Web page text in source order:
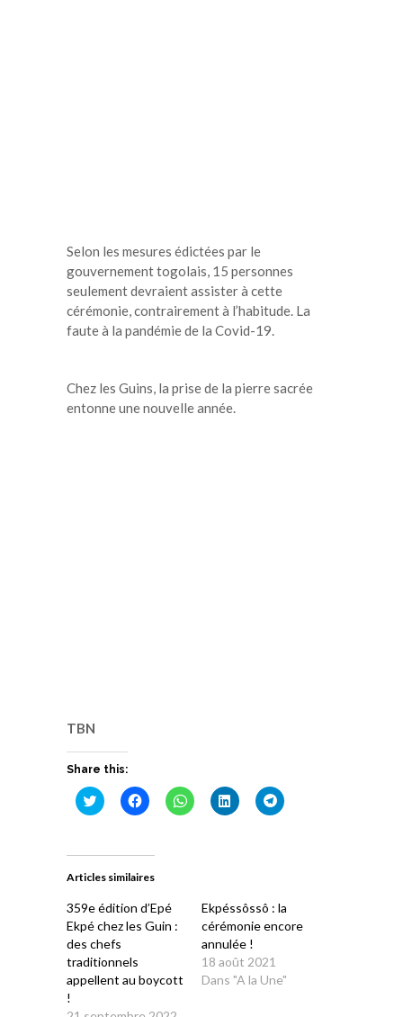
Selon les mesures édictées par le
gouvernement togolais, 15 personnes
seulement devraient assister à cette
cérémonie, contrairement à l’habitude. La
faute à la pandémie de la Covid-19.
Chez les Guins, la prise de la pierre sacrée
entonne une nouvelle année.
TBN
Share this:
Cliquez
pour
dans
nouvelle
Cliquez
pour
dans
nouvelle
Cliquez
pour
Cliquez
pour
Cliquez
pour
Articles similaires
359e édition d’Epé
Ekpé chez les Guin :
des chefs
traditionnels
appellent au boycott
!
Ekpéssôssô : la
cérémonie encore
annulée !
18 août 2021
Dans "A la Une"